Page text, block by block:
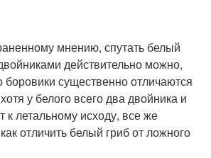
мнению, спутать белый
действительно можно,
боровики существенно отличаются
у белого всего два двойника и
к летальному исходу, все же
отличить белый гриб от ложного